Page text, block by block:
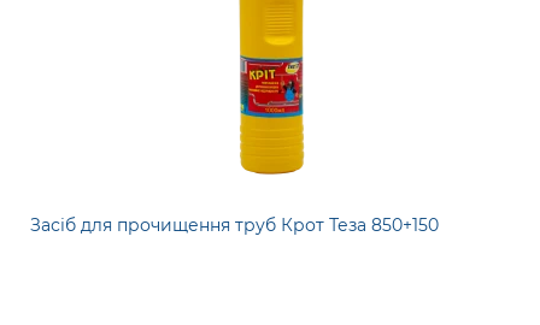
Засіб для прочищення труб Крот Теза 850+150